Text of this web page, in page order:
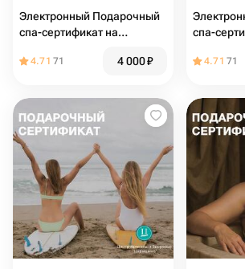
Электронный Подарочный
спа-сертификат на
3 человека
4.71 71 4 000₽
спа-
4.71 71